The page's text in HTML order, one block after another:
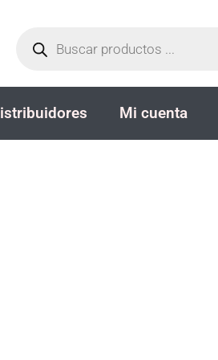
productos
Mi cuenta